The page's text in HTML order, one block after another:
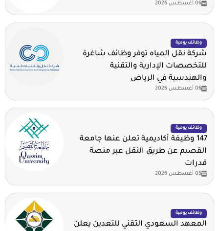
06 أغسطس 2026
وظائف يومية
شركة نقل المياه توفر وظائف شاغرة
للتخصصات الإدارية والتقنية
والهندسية في الرياض
06 أغسطس 2026
وظائف يومية
147 وظيفة أكاديمية تعلن عنها جامعة
القصيم عن طريق النقل عبر منصة
قدرات
05 أغسطس 2026
وظائف يومية
المعهد السعودي التقني للتعدين يعلن